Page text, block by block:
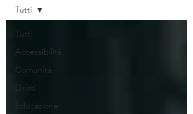
Tutti
Accessibilità
Comunità
Diritti
Educazione
Tutti